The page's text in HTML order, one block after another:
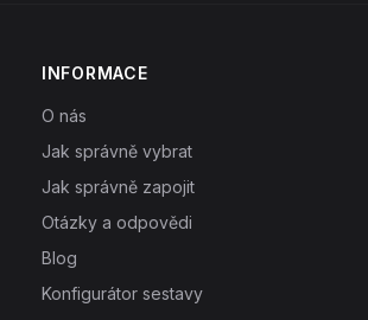
INFORMACE
O nás
Jak správně vybrat
Jak správně zapojit
Otázky a odpovědi
Blog
Konfigurátor sestavy